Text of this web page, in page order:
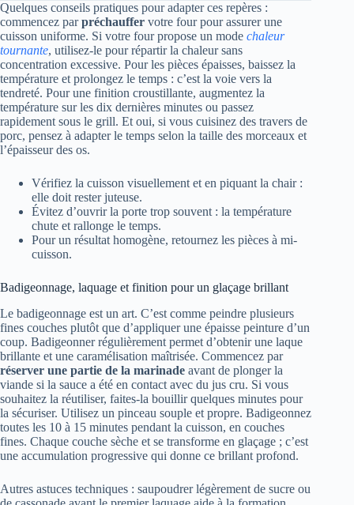
Quelques conseils pratiques pour adapter ces repères :
commencez parpréchauffer votre four pour assurer une
cuisson uniforme. Si votre four propose un mode chaleur
tournante, utilisez-le pour répartir la chaleur sans
concentration excessive. Pour les pièces épaisses, baissez la
température et prolongez le temps : c’est la voie vers la
tendreté. Pour une finition croustillante, augmentez la
température sur les dix dernières minutes ou passez
rapidement sous le grill. Et oui, si vous cuisinez des travers de
porc, pensez à adapter le temps selon la taille des morceaux et
l’épaisseur des os.
Vérifiez la cuisson visuellement et en piquant la chair :
elle doit rester juteuse.
Évitez d’ouvrir la porte trop souvent : la température
chute et rallonge le temps.
Pour un résultat homogène, retournez les pièces à mi-
cuisson.
Badigeonnage, laquage et finition pour un glaçage brillant
Le badigeonnage est un art. C’est comme peindre plusieurs
fines couches plutôt que d’appliquer une épaisse peinture d’un
coup. Badigeonner régulièrement permet d’obtenir une laque
brillante et une caramélisation maîtrisée. Commencez par
réserver une partie de la marinade avant de plonger la
viande si la sauce a été en contact avec du jus cru. Si vous
souhaitez la réutiliser, faites-la bouillir quelques minutes pour
la sécuriser. Utilisez un pinceau souple et propre. Badigeonnez
toutes les 10 à 15 minutes pendant la cuisson, en couches
fines. Chaque couche sèche et se transforme en glaçage ; c’est
une accumulation progressive qui donne ce brillant profond.
Autres astuces techniques : saupoudrer légèrement de sucre ou